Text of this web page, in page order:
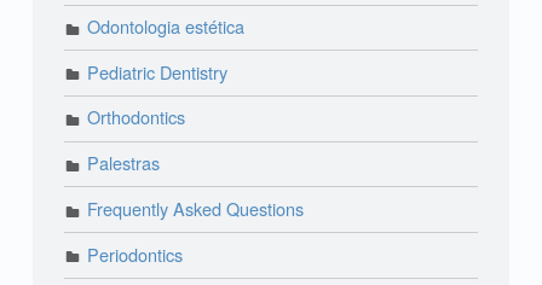
Odontologia estética
Pediatric Dentistry
Orthodontics
Palestras
Frequently Asked Questions
Periodontics